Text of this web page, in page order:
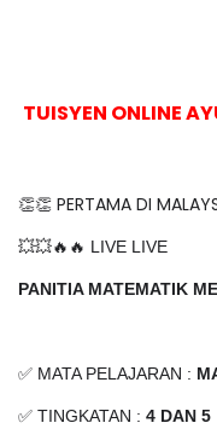
TUISYEN ONLINE
👏👏 PERTAMA DI
💥💥🔥🔥 LIVE LIVE
PANITIA MATEMATIK
✅ MATA PELAJARAN :
✅ TINGKATAN : 4 DAN 5